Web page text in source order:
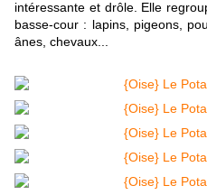
intéressante et drôle. Elle
basse-cour : lapins, pigeons,
ânes, chevaux...